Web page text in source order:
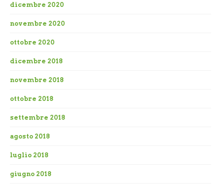
dicembre 2020
novembre 2020
ottobre 2020
dicembre 2018
novembre 2018
ottobre 2018
settembre 2018
agosto 2018
luglio 2018
giugno 2018